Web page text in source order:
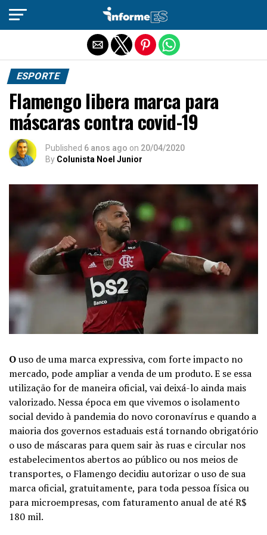
ESPORTE
Flamengo libera marca para
máscaras contra covid-19
Published 6 anos ago on 20/04/2020
By Colunista Noel Junior
Ouso de uma marca expressiva, com forte impacto no
mercado, pode ampliar a venda de um produto. E se essa
utilização for de maneira oficial, vai deixá-lo ainda mais
valorizado. Nessa época em que vivemos o isolamento
social devido à pandemia do novo coronavírus e quando a
maioria dos governos estaduais está tornando obrigatório
o uso de máscaras para quem sair às ruas e circular nos
estabelecimentos abertos ao público ou nos meios de
transportes, o Flamengo decidiu autorizar o uso de sua
marca oficial, gratuitamente, para toda pessoa física ou
para microempresas, com faturamento anual de até R$
180 mil.
Sair da versão mobile